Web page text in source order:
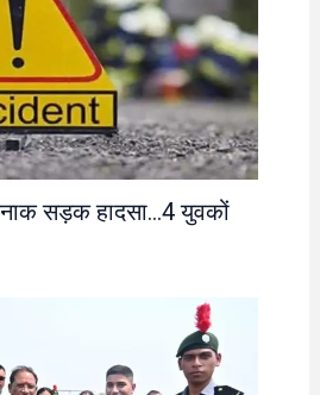
सड़क हादसा…4 युवकों